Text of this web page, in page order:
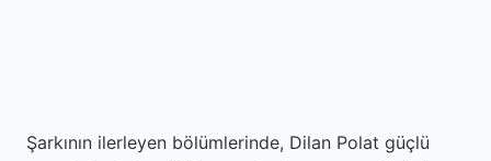
Şarkının ilerleyen bölümlerinde, Dilan Polat güçlü